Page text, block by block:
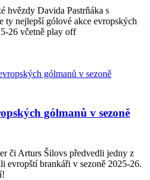
hvězdy Davida Pastrňáka s
ty nejlepší gólové akce evropských
26 včetně play off
gólmanů v sezoně
či Arturs Šilovs předvedli jedny z
evropští brankáři v sezoně 2025-26.